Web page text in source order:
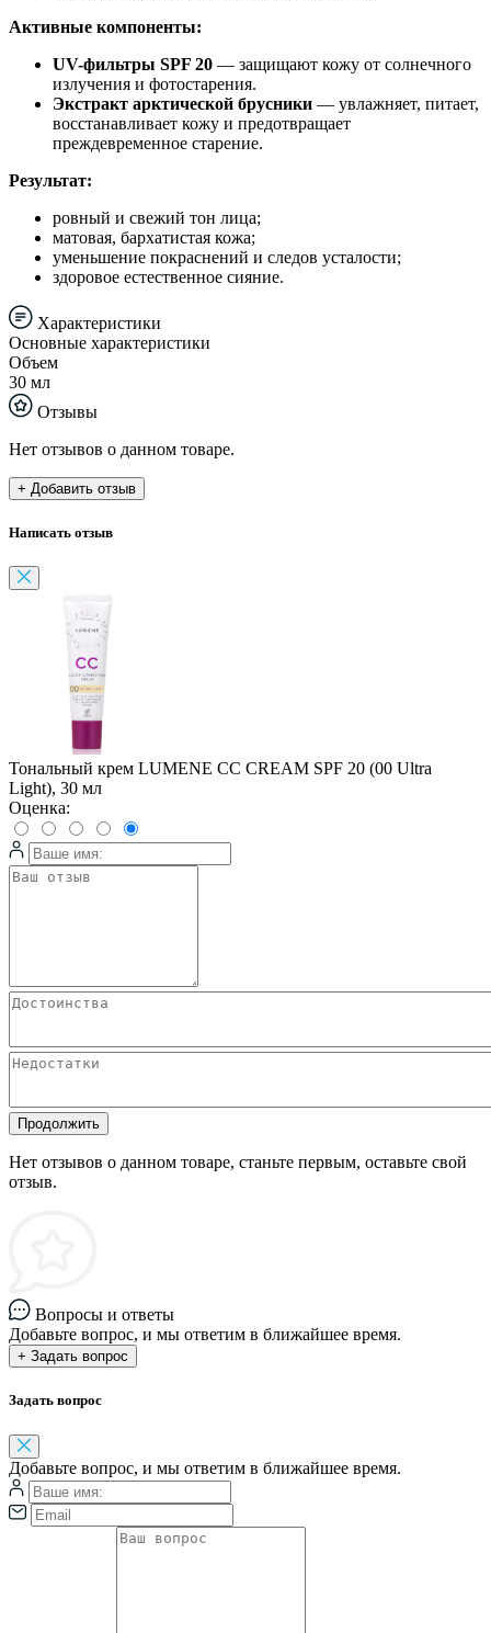
Активные компоненты:
UV-фильтры SPF 20 — защищают кожу от солнечного
излучения и фотостарения.
Экстракт арктической брусники — увлажняет, питает,
восстанавливает кожу и предотвращает
преждевременное старение.
Результат:
ровный и свежий тон лица;
матовая, бархатистая кожа;
уменьшение покраснений и следов усталости;
здоровое естественное сияние.
Характеристики
Основные характеристики
Объем
30 мл
Отзывы
Нет отзывов о данном товаре.
+ Добавить отзыв
Написать отзыв
Тональный крем LUMENE CC CREAM SPF 20 (00 Ultra
Light), 30 мл
Оценка:
Продолжить
Нет отзывов о данном товаре, станьте первым, оставьте свой
отзыв.
Вопросы и ответы
Добавьте вопрос, и мы ответим в ближайшее время.
+ Задать вопрос
Задать вопрос
Добавьте вопрос, и мы ответим в ближайшее время.